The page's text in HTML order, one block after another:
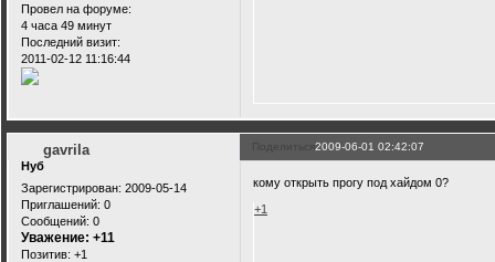
Провел на форуме:
4 часа 49 минут
Последний визит:
2011-02-12 11:16:44
Поделиться2009-06-01 02:42:07
gavrila
Нуб
Зарегистрирован: 2009-05-14
Приглашений: 0
Сообщений: 0
Уважение: +11
Позитив: +1
кому открыть прогу под хайдом 0?
+1